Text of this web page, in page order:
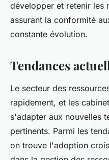
développer et retenir les
assurant la conformité
constante évolution.
Tendances
Le secteur des
rapidement, et les
s'adapter aux nouvelles
pertinents. Parmi les
on trouve l'adoption